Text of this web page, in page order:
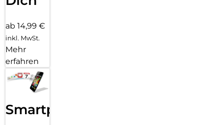
ab 14,99 €
inkl. MwSt.
Mehr
erfahren
Smartphone